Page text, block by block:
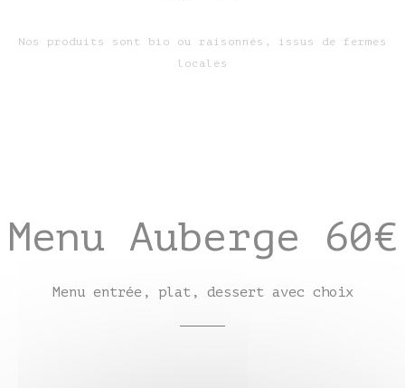
Nos produits sont bio ou raisonnés, issus de fermes
locales
Menu Auberge 60€
Menu entrée, plat, dessert avec choix